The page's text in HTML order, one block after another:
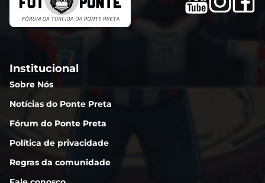
Institucional
Sobre Nós
Notícias do Ponte Preta
Fórum do Ponte Preta
Política de privacidade
Regras da comunidade